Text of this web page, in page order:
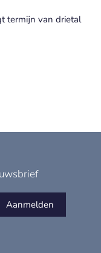
termijn van drietal
Aanmelden